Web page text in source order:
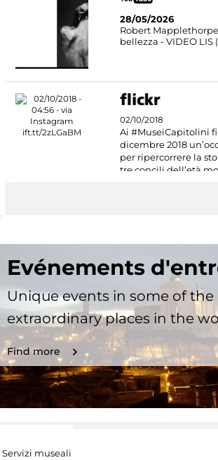
28/05/2026
Robert
bellezza - VIDEO LIS
02/10/2018
Ai #MuseiCapitolini
dicembre 2018
per ripercorrere la
tre concili dell’età
Evénements
Unique events in some of
extraordinary places in the
Find more
Servizi museali